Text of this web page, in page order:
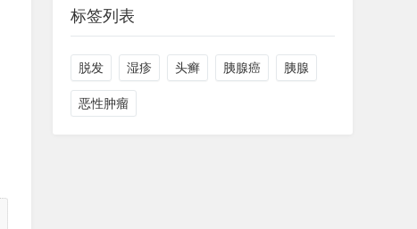
标签列表
脱发 湿疹 头癣 胰腺癌 胰腺
恶性肿瘤